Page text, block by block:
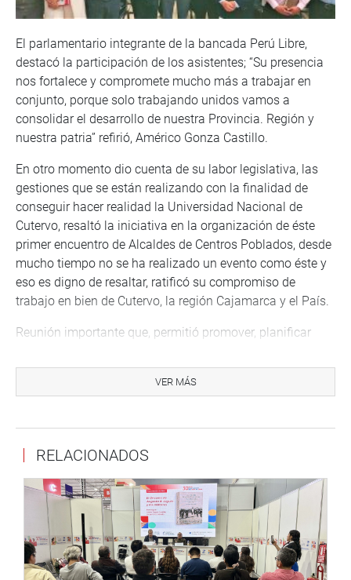
El parlamentario integrante de la bancada Perú Libre,
destacó la participación de los asistentes; “Su presencia
nos fortalece y compromete mucho más a trabajar en
conjunto, porque solo trabajando unidos vamos a
consolidar el desarrollo de nuestra Provincia. Región y
nuestra patria” refirió, Américo Gonza Castillo.
En otro momento dio cuenta de su labor legislativa, las
gestiones que se están realizando con la finalidad de
conseguir hacer realidad la Universidad Nacional de
Cutervo, resaltó la iniciativa en la organización de éste
primer encuentro de Alcaldes de Centros Poblados, desde
mucho tiempo no se ha realizado un evento como éste y
eso es digno de resaltar, ratificó su compromiso de
trabajo en bien de Cutervo, la región Cajamarca y el País.
Reunión importante que, permitió promover, planificar
Cutervo, municipalidades de Centros Poblados y el
despacho del congresista, Américo Gonza Castillo, para el
Lima 23.08.2023
DESPACHO CONGRESAL
VER MÁS
RELACIONADOS